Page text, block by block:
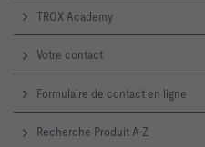
TROX Academy
Votre contact
Formulaire de contact en ligne
Recherche Produit A-Z